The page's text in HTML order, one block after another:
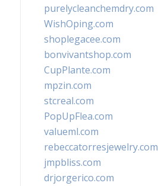
purelycleanchemdry.com
WishOping.com
shoplegacee.com
bonvivantshop.com
CupPlante.com
mpzin.com
stcreal.com
PopUpFlea.com
valueml.com
rebeccatorresjewelry.com
jmpbliss.com
drjorgerico.com